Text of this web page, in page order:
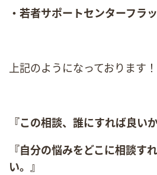
・若者サポートセンターフラ
上記のようになっております！
『この相談、誰にすれば良い
『自分の悩みをどこに相談す
い。』